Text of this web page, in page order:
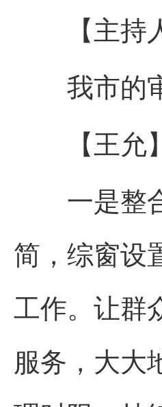
【主持人
我市的审
【王允】
一是整合
简，综窗设
工作。让群
服务，大大